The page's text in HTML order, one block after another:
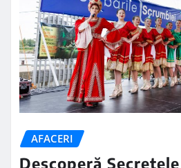
AFACERI
Descoperă